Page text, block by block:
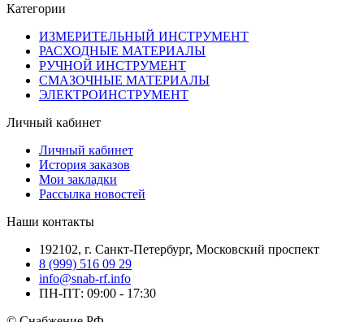
Категории
ИЗМЕРИТЕЛЬНЫЙ ИНСТРУМЕНТ
РАСХОДНЫЕ МАТЕРИАЛЫ
РУЧНОЙ ИНСТРУМЕНТ
СМАЗОЧНЫЕ МАТЕРИАЛЫ
ЭЛЕКТРОИНСТРУМЕНТ
Личный кабинет
Личный кабинет
История заказов
Мои закладки
Рассылка новостей
Наши контакты
192102, г. Санкт-Петербург, Московский проспект
8 (999) 516 09 29
info@snab-rf.info
ПН-ПТ: 09:00 - 17:30